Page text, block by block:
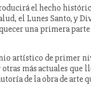
el hecho
el Lunes Santo, y
una primera parte
artístico de primer
más actuales que
de la obra de arte